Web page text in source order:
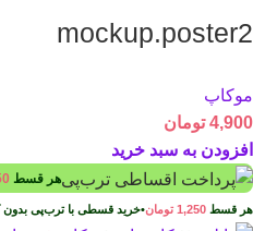
mockup.poster2
موکاپ
4,900 تومان
افزودن به سبد خرید
هر قسط
هر قسط 1,250 تومان•خرید قسطی با ترب‌پی بدون